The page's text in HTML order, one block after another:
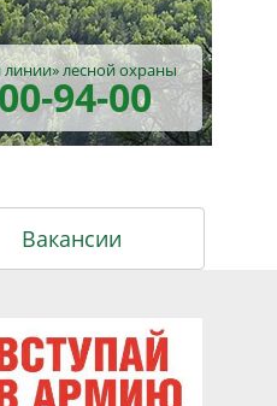
линии»лесной охраны
94-00
Вакансии